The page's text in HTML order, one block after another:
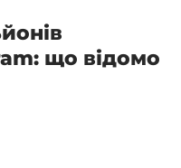
що відомо